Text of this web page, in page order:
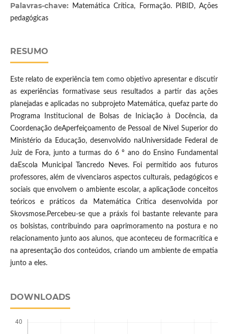
Palavras-chave:
Matemática Crítica, Formação. PIBID, Ações
pedagógicas
RESUMO
Este relato de experiência tem como objetivo apresentar e discutir
as experiências formativase seus resultados a partir das ações
planejadas e aplicadas no subprojeto Matemática, quefaz parte do
Programa Institucional de Bolsas de Iniciação à Docência, da
Coordenação deAperfeiçoamento de Pessoal de Nível Superior do
Ministério da Educação, desenvolvido naUniversidade Federal de
Juiz de Fora, junto a turmas do 6 º ano do Ensino Fundamental
daEscola Municipal Tancredo Neves. Foi permitido aos futuros
professores, além de vivenciaros aspectos culturais, pedagógicos e
sociais que envolvem o ambiente escolar, a aplicaçãode conceitos
teóricos e práticos da Matemática Crítica desenvolvida por
Skovsmose.Percebeu-se que a práxis foi bastante relevante para
os bolsistas, contribuindo para oaprimoramento na postura e no
relacionamento junto aos alunos, que aconteceu de formacrítica e
na apresentação dos conteúdos, criando um ambiente de empatia
junto a eles.
DOWNLOADS